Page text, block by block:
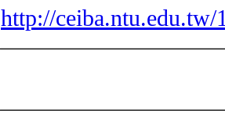
http://ceiba.ntu.edu.tw/